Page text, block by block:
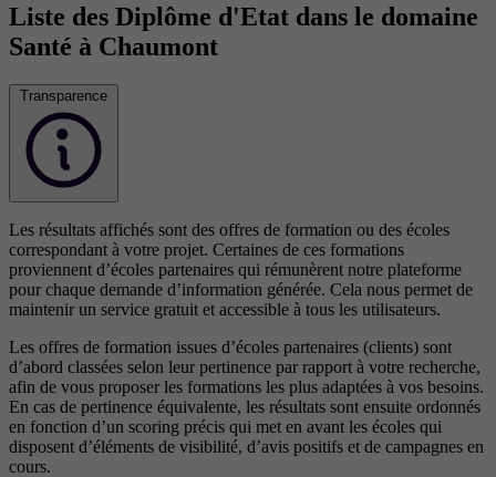
Liste des Diplôme d'Etat dans le domaine
Santé à Chaumont
Transparence
Les résultats affichés sont des offres de formation ou des écoles
correspondant à votre projet. Certaines de ces formations
proviennent d’écoles partenaires qui rémunèrent notre plateforme
pour chaque demande d’information générée. Cela nous permet de
maintenir un service gratuit et accessible à tous les utilisateurs.
Les offres de formation issues d’écoles partenaires (clients) sont
d’abord classées selon leur pertinence par rapport à votre recherche,
afin de vous proposer les formations les plus adaptées à vos besoins.
En cas de pertinence équivalente, les résultats sont ensuite ordonnés
en fonction d’un scoring précis qui met en avant les écoles qui
disposent d’éléments de visibilité, d’avis positifs et de campagnes en
cours.